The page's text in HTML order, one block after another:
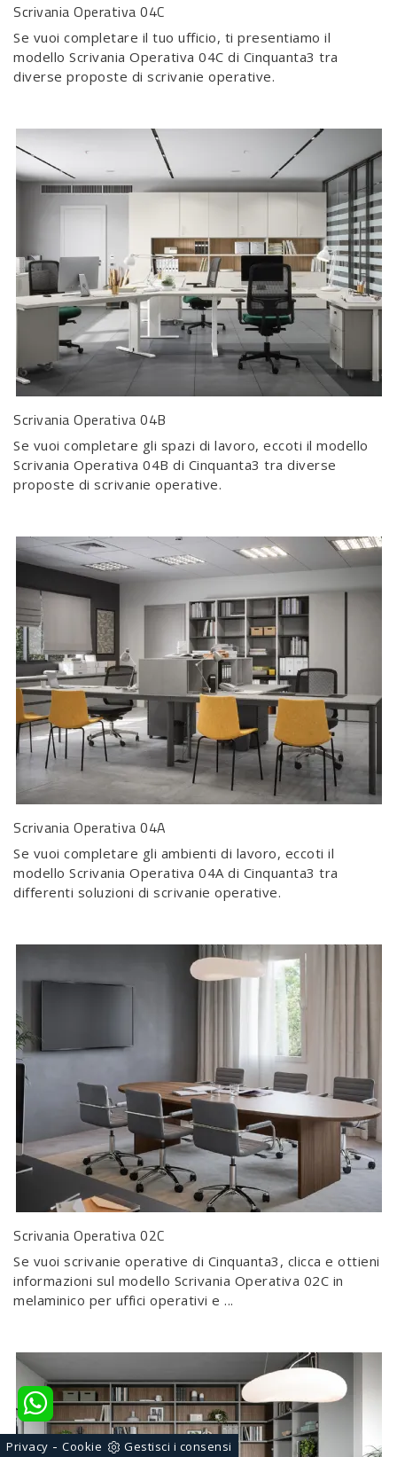
Scrivania Operativa 04C
Se vuoi completare il tuo ufficio, ti presentiamo il
modello Scrivania Operativa 04C di Cinquanta3 tra
diverse proposte di scrivanie operative.
Scrivania Operativa 04B
Se vuoi completare gli spazi di lavoro, eccoti il modello
Scrivania Operativa 04B di Cinquanta3 tra diverse
proposte di scrivanie operative.
Scrivania Operativa 04A
Se vuoi completare gli ambienti di lavoro, eccoti il
modello Scrivania Operativa 04A di Cinquanta3 tra
differenti soluzioni di scrivanie operative.
Scrivania Operativa 02C
Se vuoi scrivanie operative di Cinquanta3, clicca e ottieni
informazioni sul modello Scrivania Operativa 02C in
melaminico per uffici operativi e ...
Privacy - Cookie Gestisci i consensi